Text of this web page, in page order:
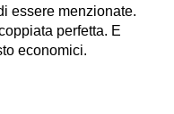
essere menzionate.
perfetta. E
economici.